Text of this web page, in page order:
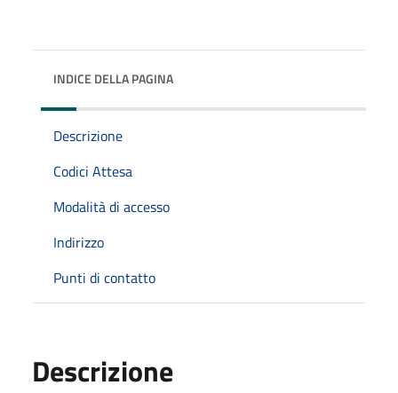
INDICE DELLA PAGINA
Descrizione
Codici Attesa
Modalità di accesso
Indirizzo
Punti di contatto
Descrizione